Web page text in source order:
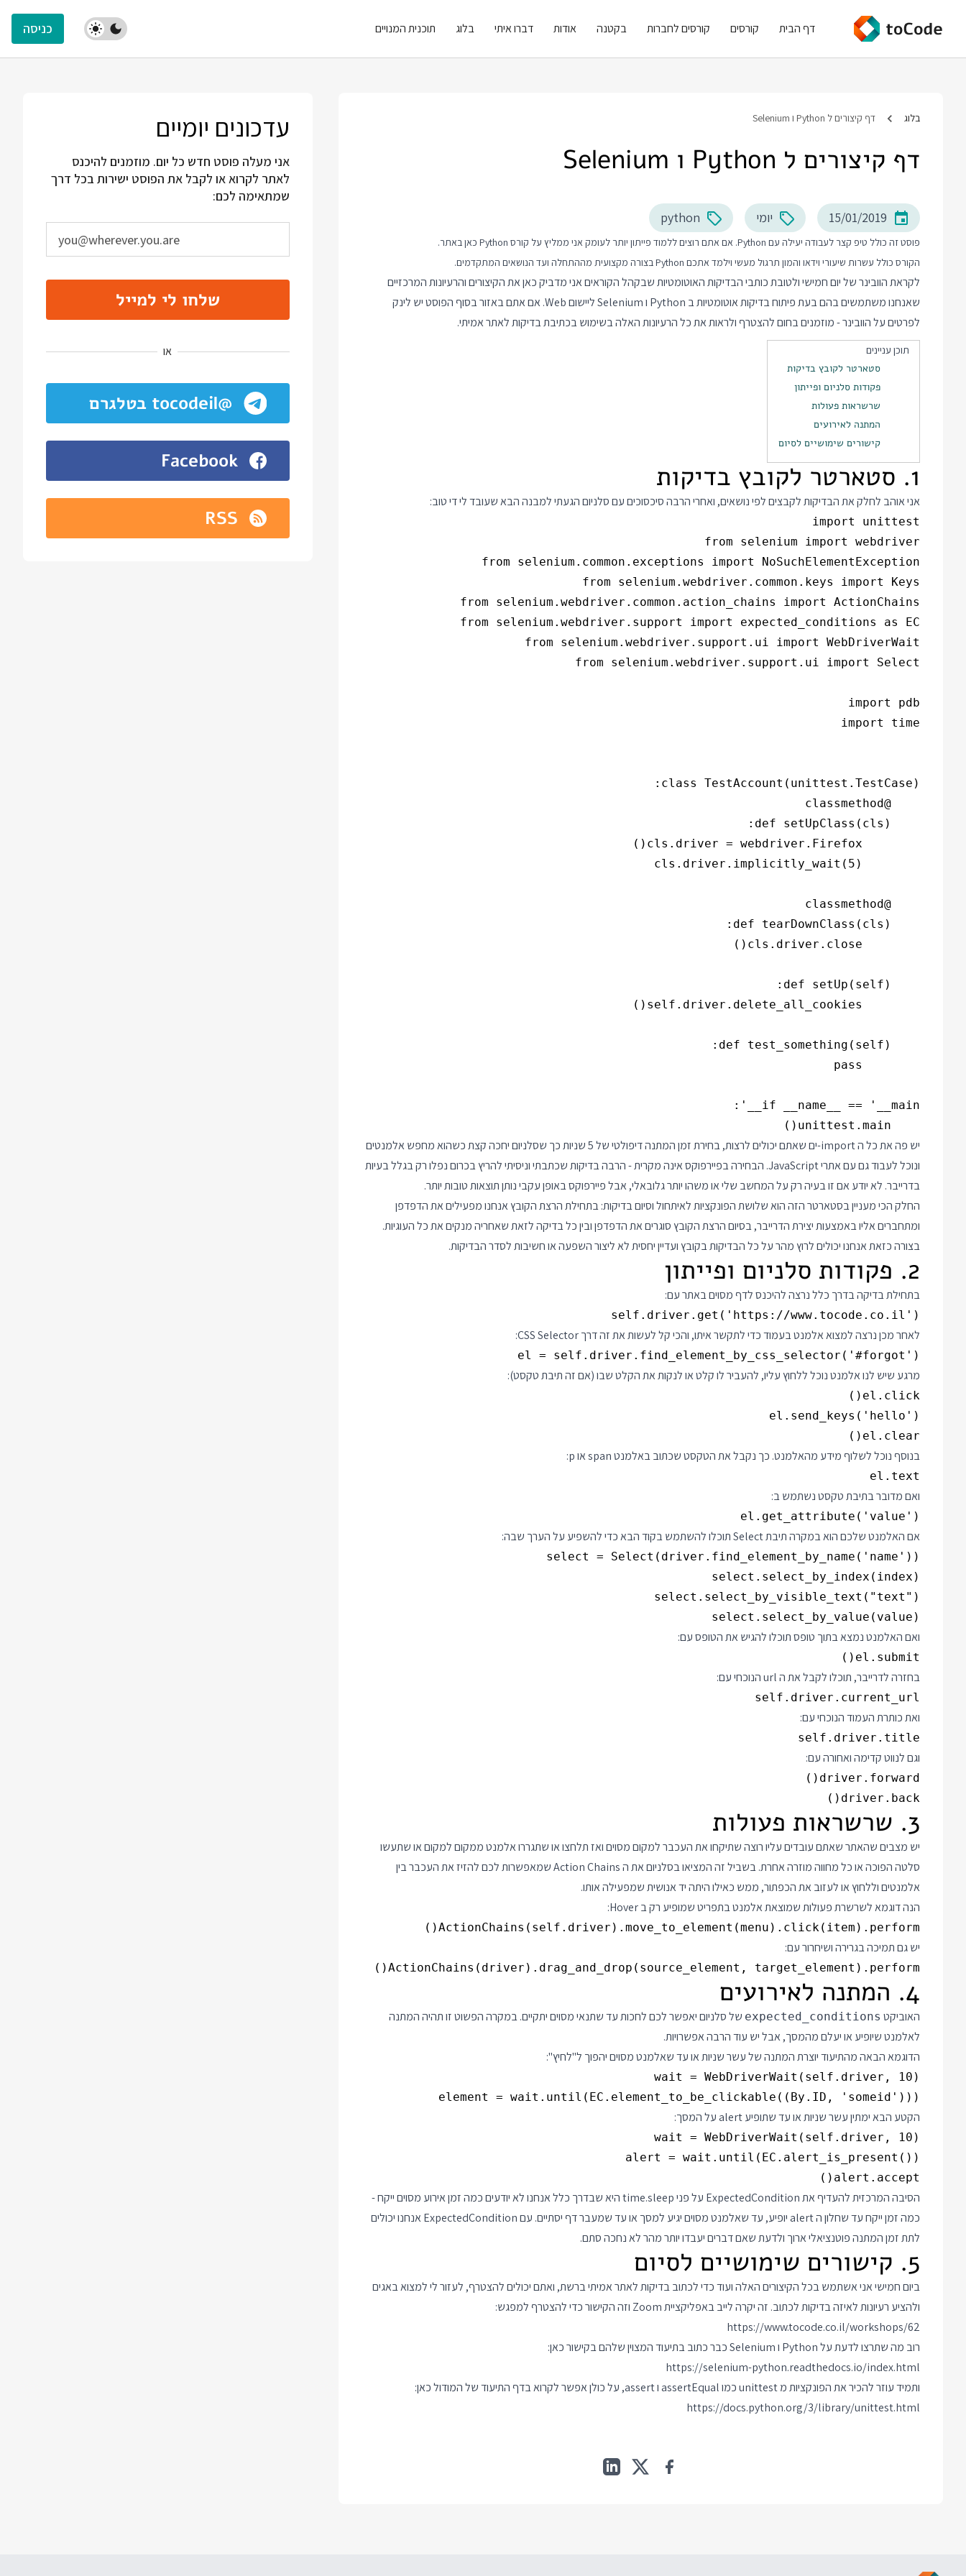
דף הבית קורסים קורסים לחברות בקטנה אודות דברו איתי בלוג תוכנית המנויים כניסה
בלוג דף קיצורים ל Python ו Selenium
דף קיצורים ל Python ו Selenium
15/01/2019 יומי python
פוסט זה כולל טיפ קצר לעבודה יעילה עם Python. אם אתם רוצים ללמוד פייתון יותר לעומק אני ממליץ על קורס Python
כאן באתר.
הקורס כולל עשרות שיעורי וידאו והמון תרגול מעשי וילמד אתכם Python בצורה מקצועית מההתחלה ועד הנושאים המתקדמים.
לקראת הוובינר של יום חמישי ולטובת כותבי הבדיקות האוטומטיות שבקהל הקוראים אני מדביק כאן את הקיצורים והרעיונות המרכזיים
שאנחנו משתמשים בהם בעת פיתוח בדיקות אוטומטיות ב Python ו Selenium ליישום Web. אם אתם באזור בסוף הפוסט יש לינק
לפרטים על הוובינר - מוזמנים בחום להצטרף ולראות את כל הרעיונות האלה בשימוש בכתיבת בדיקות לאתר אמיתי.
תוכן עניינים
סטארטר לקובץ בדיקות
פקודות סלניום ופייתון
שרשראות פעולות
המתנה לאירועים
קישורים שימושיים לסיום
1. סטארטר לקובץ בדיקות
אני אוהב לחלק את הבדיקות לקבצים לפי נושאים, ואחרי הרבה סיכסוכים עם סלניום הגעתי למבנה הבא שעובד לי די טוב:
יש פה את כל ה import-ים שאתם יכולים לרצות, בחירת זמן המתנה דיפולטי של 5 שניות כך שסלניום יחכה קצת כשהוא מחפש אלמנטים
ונוכל לעבוד גם עם אתרי JavaScript. הבחירה בפיירפוקס אינה מקרית - הרבה בדיקות שכתבתי וניסיתי להריץ בכרום נפלו רק בגלל בעיות
בדרייבר. לא יודע אם זו בעיה רק על המחשב שלי או משהו יותר גלובאלי, אבל פיירפוקס באופן עקבי נותן תוצאות טובות יותר.
החלק הכי מעניין בסטארטר הזה הוא שלושת הפונקציות לאיתחול וסיום בדיקות: בתחילת הרצת הקובץ אנחנו מפעילים את הדפדפן
ומתחברים אליו באמצעות יצירת הדרייבר, בסיום הרצת הקובץ סוגרים את הדפדפן ובין כל בדיקה לזאת שאחריה מנקים את כל העוגיות.
בצורה כזאת אנחנו יכולים לרוץ מהר על כל הבדיקות בקובץ ועדיין יחסית לא ליצור השפעה או חשיבות לסדר הבדיקות.
2. פקודות סלניום ופייתון
בתחילת בדיקה בדרך כלל נרצה להיכנס לדף מסוים באתר עם:
self.driver.get('https://www.tocode.co.il')
לאחר מכן נרצה למצוא אלמנט בעמוד כדי לתקשר איתו, והכי קל לעשות את זה דרך CSS Selector:
el = self.driver.find_element_by_css_selector('#forgot')
מרגע שיש לנו אלמנט נוכל ללחוץ עליו, להעביר לו קלט או לנקות את הקלט שבו (אם זה תיבת טקסט):
el.clear()
בנוסף נוכל לשלוף מידע מהאלמנט. כך נקבל את הטקסט שכתוב באלמנט span או p:
el.text
ואם מדובר בתיבת טקסט נשתמש ב:
el.get_attribute('value')
אם האלמנט שלכם הוא במקרה תיבת Select תוכלו להשתמש בקוד הבא כדי להשפיע על הערך שבה:
select.select_by_value(value)
ואם האלמנט נמצא בתוך טופס תוכלו להגיש את הטופס עם:
el.submit()
בחזרה לדרייבר, תוכלו לקבל את ה url הנוכחי עם:
self.driver.current_url
ואת כותרת העמוד הנוכחי עם:
self.driver.title
וגם לנווט קדימה ואחורה עם:
driver.back()
3. שרשראות פעולות
יש מצבים שהאתר שאתם עובדים עליו רוצה שתיקחו את העכבר למקום מסוים ואז תלחצו או שתגררו אלמנט ממקום למקום או שתעשו
סלטה הפוכה או כל מחווה מוזרה אחרת. בשביל זה המציאו בסלניום את ה Action Chains שמאפשרות לכם להזיז את העכבר בין
אלמנטים וללחוץ או לעזוב את הכפתור, ממש כאילו היתה יד אנושית שמפעילה אותו.
הנה דוגמא לשרשרת פעולות שמוצאת אלמנט בתפריט שמופיע רק ב Hover:
ActionChains(self.driver).move_to_element(menu).click(item).perform()
יש גם תמיכה בגרירה ושיחרור עם:
ActionChains(driver).drag_and_drop(source_element, target_element).perform()
4. המתנה לאירועים
האוביקט expected_conditions של סלניום יאפשר לכם לחכות עד שתנאי מסוים יתקיים. במקרה הפשוט זו תהיה המתנה
לאלמנט שיופיע או יעלם מהמסך, אבל יש עוד הרבה אפשרויות.
הדוגמא הבאה מהתיעוד יוצרת המתנה של עשר שניות או עד שאלמנט מסוים יהפוך ל"לחיץ":
element = wait.until(EC.element_to_be_clickable((By.ID, 'someid')))
הקטע הבא ימתין עשר שניות או עד שתופיע alert על המסך:
alert.accept()
הסיבה המרכזית להעדיף את ExpectedCondition על פני time.sleep היא שבדרך כלל אנחנו לא יודעים כמה זמן אירוע מסוים ייקח -
כמה זמן ייקח עד שחלון ה alert יופיע, עד שאלמנט מסוים יגיע למסך או עד שמעבר דף יסתיים. עם ExpectedCondition אנחנו יכולים
לתת זמן המתנה פוטנציאלי ארוך ולדעת שאם דברים יעבדו יותר מהר לא נחכה סתם.
5. קישורים שימושיים לסיום
ביום חמישי אני אשתמש בכל הקיצורים האלה ועוד כדי לכתוב בדיקות לאתר אמיתי ברשת, ואתם יכולים להצטרף, לעזור לי למצוא באגים
ולהציע רעיונות לאיזה בדיקות לכתוב. זה יקרה לייב באפליקציית Zoom וזה הקישור כדי להצטרף למפגש:
https://www.tocode.co.il/workshops/62
רוב מה שתרצו לדעת על Python ו Selenium כבר כתוב בתיעוד המצוין שלהם בקישור כאן:
https://selenium-python.readthedocs.io/index.html
ותמיד עוזר להכיר את הפונקציות מ unittest כמו assertEqual ו assert, על כולן אפשר לקרוא בדף התיעוד של המודול כאן:
https://docs.python.org/3/library/unittest.html
עדכונים יומיים
אני מעלה פוסט חדש כל יום. מוזמנים להיכנס
לאתר לקרוא או לקבל את הפוסט ישירות בכל דרך
שמתאימה לכם:
שלחו לי למייל
או
@tocodeil בטלגרם
Facebook
RSS